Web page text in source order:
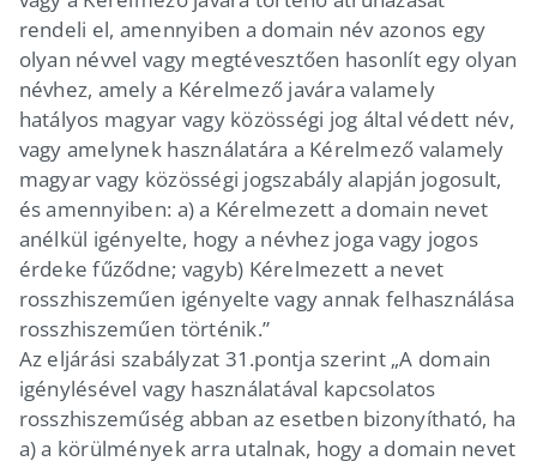
rendeli el, amennyiben a domain név azonos egy
olyan névvel vagy megtévesztően hasonlít egy olyan
névhez, amely a Kérelmező javára valamely
hatályos magyar vagy közösségi jog által védett név,
vagy amelynek használatára a Kérelmező valamely
magyar vagy közösségi jogszabály alapján jogosult,
és amennyiben: a) a Kérelmezett a domain nevet
anélkül igényelte, hogy a névhez joga vagy jogos
érdeke fűződne; vagyb) Kérelmezett a nevet
rosszhiszeműen igényelte vagy annak felhasználása
rosszhiszeműen történik.”
Az eljárási szabályzat 31.pontja szerint „A domain
igénylésével vagy használatával kapcsolatos
rosszhiszeműség abban az esetben bizonyítható, ha
a) a körülmények arra utalnak, hogy a domain nevet